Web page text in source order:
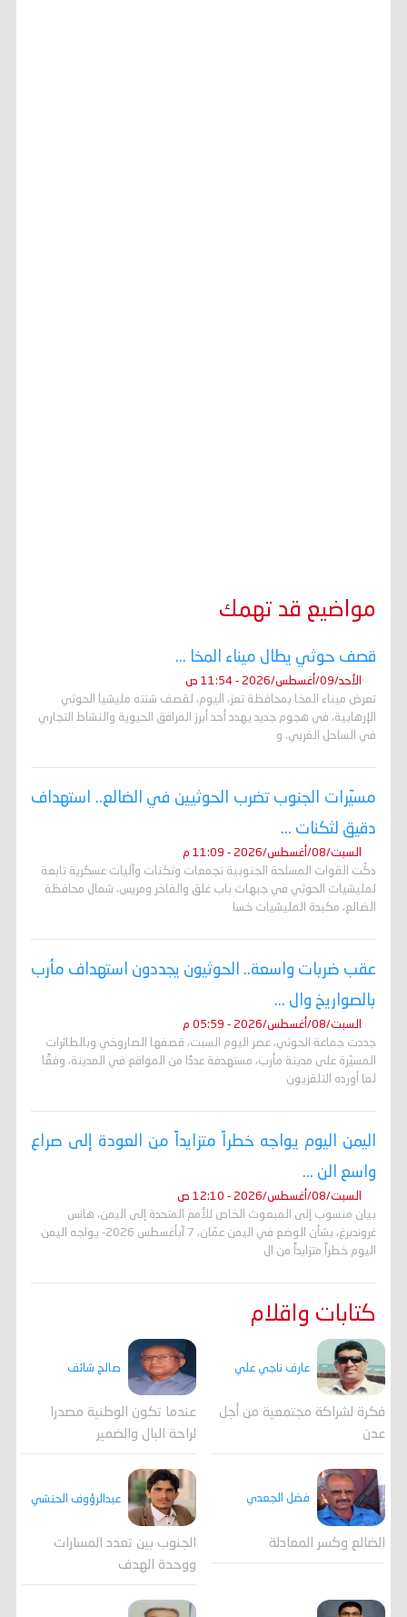
مواضيع قد تهمك
قصف حوثي يطال ميناء المخا ...
الأحد/09/أغسطس/2026 - 11:54 ص
تعرض ميناء المخا بمحافظة تعز، اليوم، لقصف شنته مليشيا الحوثي
الإرهابية، في هجوم جديد يهدد أحد أبرز المرافق الحيوية والنشاط التجاري
في الساحل الغربي. و
مسيّرات الجنوب تضرب الحوثيين في الضالع.. استهداف
دقيق لثكنات ...
السبت/08/أغسطس/2026 - 11:09 م
دكّت القوات المسلحة الجنوبية تجمعات وثكنات وآليات عسكرية تابعة
لمليشيات الحوثي في جبهات باب غلق والفاخر ومريس، شمال محافظة
الضالع، مكبدة المليشيات خسا
عقب ضربات واسعة.. الحوثيون يجددون استهداف مأرب
بالصواريخ وال ...
السبت/08/أغسطس/2026 - 05:59 م
جددت جماعة الحوثي، عصر اليوم السبت، قصفها الصاروخي وبالطائرات
المسيّرة على مدينة مأرب، مستهدفة عددًا من المواقع في المدينة، وفقًا
لما أورده التلفزيون
اليمن اليوم يواجه خطراً متزايداً من العودة إلى صراع
واسع الن ...
السبت/08/أغسطس/2026 - 12:10 ص
بيان منسوب إلى المبعوث الخاص للأمم المتحدة إلى اليمن، هانس
غروندبرغ، بشأن الوضع في اليمن عمّان، 7 آبأغسطس 2026- يواجه اليمن
اليوم خطراً متزايداً من ال
كتابات واقلام
عارف ناجي علي
فكرة لشراكة مجتمعية من أجل
عدن
صالح شائف
عندما تكون الوطنية مصدرا
لراحة البال والضمير
فضل الجعدي
الضالع وكسر المعادلة
عبدالرؤوف الحنشي
الجنوب بين تعدد المسارات
ووحدة الهدف